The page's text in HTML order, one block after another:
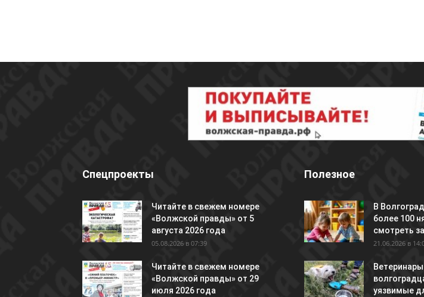
Спецпроекты
Читайте в свежем номере
«Волжской правды» от 5
августа 2026 года
05.08.2026 в 07:39
Читайте в свежем номере
«Волжской правды» от 29
июля 2026 года
Полезное
В
более 100
смотреть
21.06.2026 в
уязвимые